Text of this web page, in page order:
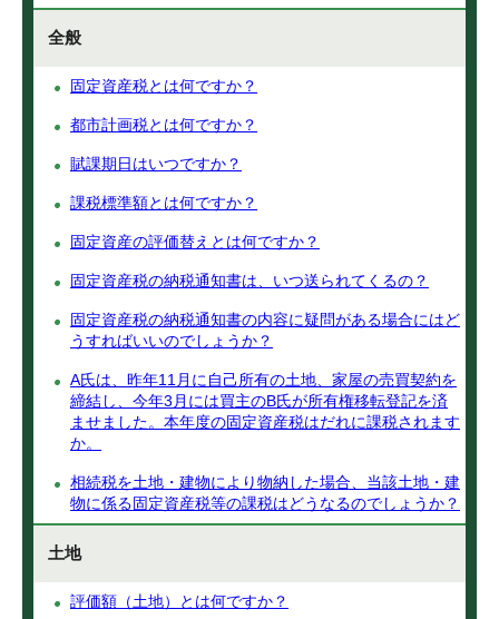
全般
固定資産税とは何ですか？
都市計画税とは何ですか？
賦課期日はいつですか？
課税標準額とは何ですか？
固定資産の評価替えとは何ですか？
固定資産税の納税通知書は、いつ送られてくるの？
固定資産税の納税通知書の内容に疑問がある場合にはど
うすればいいのでしょうか？
A氏は、昨年11月に自己所有の土地、家屋の売買契約を
締結し、今年3月には買主のB氏が所有権移転登記を済
ませました。本年度の固定資産税はだれに課税されます
か。
相続税を土地・建物により物納した場合、当該土地・建
物に係る固定資産税等の課税はどうなるのでしょうか？
土地
評価額（土地）とは何ですか？